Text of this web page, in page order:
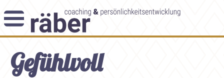
Themenblog
Angebot
Gefühlvoll